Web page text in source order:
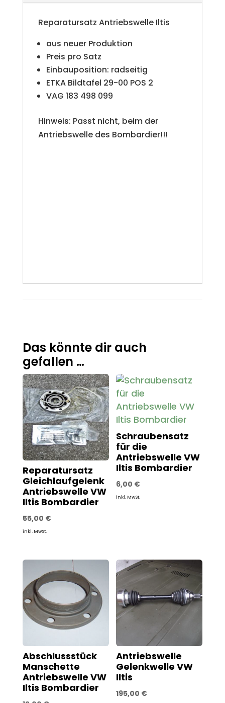
Reparatursatz Antriebswelle Iltis
aus neuer Produktion
Preis pro Satz
Einbauposition: radseitig
ETKA Bildtafel 29-00 POS 2
VAG 183 498 099
Hinweis: Passt nicht, beim der
Antriebswelle des Bombardier!!!
Das könnte dir auch
gefallen …
Reparatursatz
Gleichlaufgelenk
Antriebswelle VW
Iltis Bombardier
55,00 €
inkl. MwSt.
Schraubensatz
für die
Antriebswelle VW
Iltis Bombardier
6,00 €
inkl. MwSt.
Abschlussstück
Manschette
Antriebswelle VW
Iltis Bombardier
Antriebswelle
Gelenkwelle VW
Iltis
195,00 €